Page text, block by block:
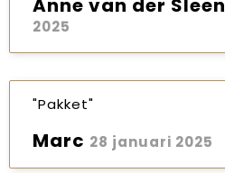
Anne van der Sleen
2025
"Pakket"
Marc 28 januari 2025